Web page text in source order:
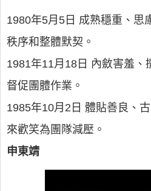
1980年5月5日 成熟穩重、思
秩序和整體默契。
1981年11月18日 內斂害羞、
督促團體作業。
1985年10月2日 體貼善良、
來歡笑為團隊減壓。
申東靖